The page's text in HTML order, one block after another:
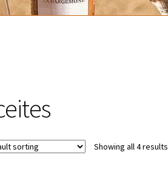
Showing all 4 results